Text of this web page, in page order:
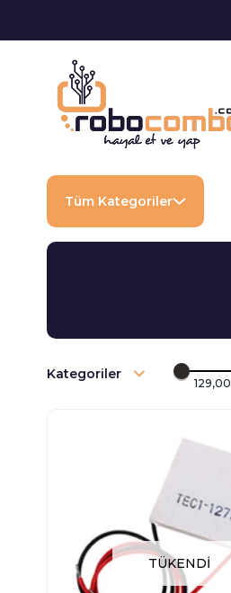
Tüm Kategoriler
Kategoriler
TÜKENDI